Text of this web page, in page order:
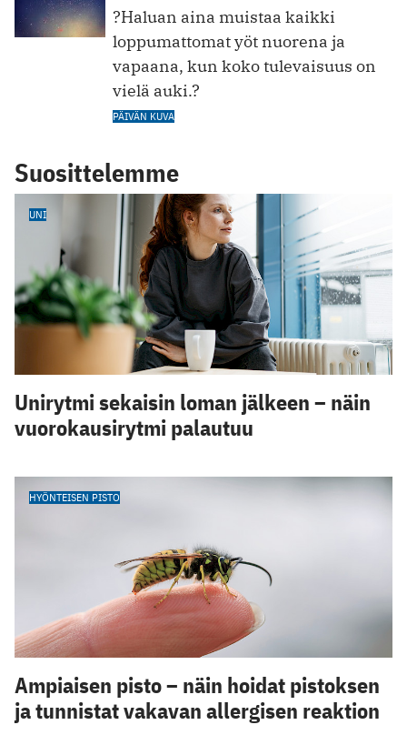
?Haluan aina muistaa kaikki
loppumattomat yöt nuorena ja
vapaana, kun koko tulevaisuus on
vielä auki.?
PÄIVÄN KUVA
Suosittelemme
UNI
Unirytmi sekaisin loman jälkeen – näin
vuorokausirytmi palautuu
HYÖNTEISEN PISTO
Ampiaisen pisto – näin hoidat pistoksen
ja tunnistat vakavan allergisen reaktion